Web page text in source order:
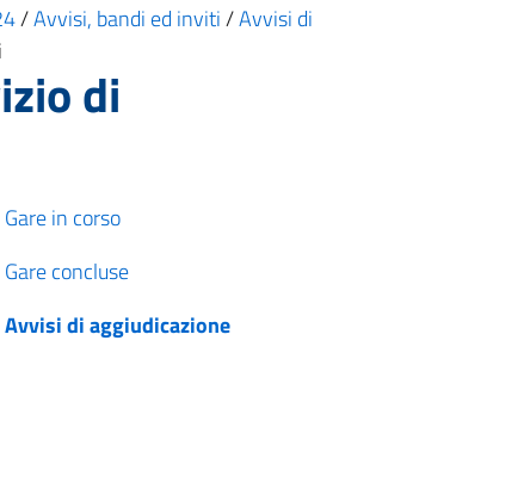
/Avvisi, bandi ed inviti/Avvisi di
di
Gare in corso
Gare concluse
Avvisi di aggiudicazione